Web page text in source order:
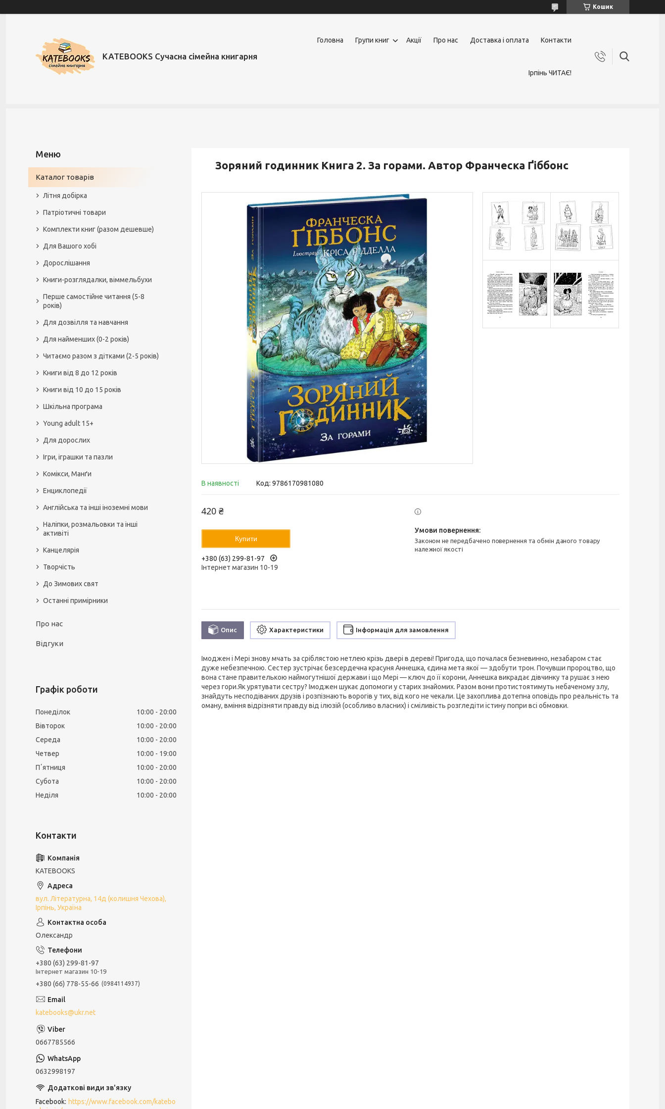
Кошик
KATEBOOKS Сучасна сімейна книгарня
Головна Групи книг Акції Про нас Доставка і оплата Контакти
Ірпінь ЧИТАЄ!
Зоряний годинник Книга 2. За горами. Автор Франческа Ґіббонс
В наявності Код: 9786170981080
420 ₴
Купити
+380 (63) 299-81-97
Інтернет магазин 10-19
Законом не передбачено повернення та обмін даного товару
належної якості
Опис Характеристики Інформація для замовлення
Імоджен і Мері знову мчать за сріблястою нетлею крізь двері в дереві! Пригода, що почалася безневинно, незабаром стає
дуже небезпечною. Сестер зустрічає безсердечна красуня Аннешка, єдина мета якої — здобути трон. Почувши пророцтво, що
вона стане правителькою наймогутнішої держави і що Мері — ключ до її корони, Аннешка викрадає дівчинку та рушає з нею
через гори.Як урятувати сестру? Імоджен шукає допомоги у старих знайомих. Разом вони протистоятимуть небаченому злу,
знайдуть несподіваних друзів і розпізнають ворогів у тих, від кого не чекали. Це захоплива дотепна оповідь про реальність та
оману, вміння відрізняти правду від ілюзій (особливо власних) і сміливість розгледіти істину попри всі обмовки.
Каталог товарів
Літня добірка
Патріотичні товари
Комплекти книг (разом дешевше)
Для Вашого хобі
Дорослішання
Книги-розглядалки, віммельбухи
Перше самостійне читання (5-8
років)
Для дозвілля та навчання
Для найменших (0-2 років)
Читаємо разом з дітками (2-5 років)
Книги від 8 до 12 років
Книги від 10 до 15 років
Шкільна програма
Young adult 15+
Для дорослих
Ігри, іграшки та пазли
Комікси, Манґи
Енциклопедії
Англійська та інші іноземні мови
Наліпки, розмальовки та інші
активіті
Канцелярія
Творчість
До Зимових свят
Останні примірники
Про нас
Відгуки
Графік роботи
Понеділок 10:00
20:00
Вівторок
10:00
20:00
Середа
10:00
20:00
Четвер
10:00
19:00
Пʼятниця
10:00
20:00
Субота
10:00
20:00
Неділя
10:00 20:00
KATEBOOKS
вул. Літературна, 14д (колишня Чехова),
Ірпінь, Україна
Олександр
+380 (63) 299-81-97
Інтернет магазин 10-19
+380 (66) 778-55-66 0984114937
katebooks@ukr.net
0667785566
0632998197
Facebook https://www.facebook.com/katebo